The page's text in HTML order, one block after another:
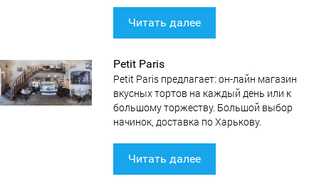
Читать далее
Petit Paris
Petit Paris предлагает: он-лайн магазин
вкусных тортов на каждый день или к
большому торжеству. Большой выбор
начинок, доставка по Харькову.
Читать далее